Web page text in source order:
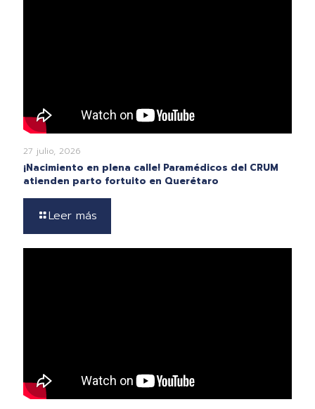
27 julio, 2026
¡Nacimiento en plena calle! Paramédicos del CRUM
atienden parto fortuito en Querétaro
Leer más